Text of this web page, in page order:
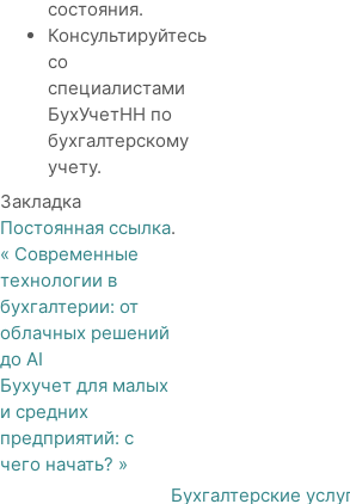
состояния.
Консультируйтесь
со
специалистами
БухУчетНН по
бухгалтерскому
учету.
Закладка
Постоянная ссылка.
« Современные
технологии в
бухгалтерии: от
облачных решений
до AI
Бухучет для малых
и средних
предприятий: с
чего начать? »
Бухгалтерские